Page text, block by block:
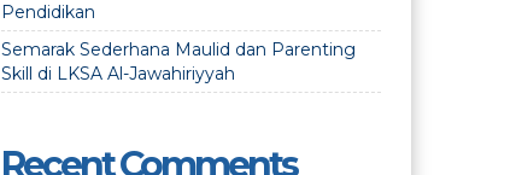
Pendidikan
Semarak Sederhana Maulid dan Parenting
Skill di LKSA Al-Jawahiriyyah
Recent Comments